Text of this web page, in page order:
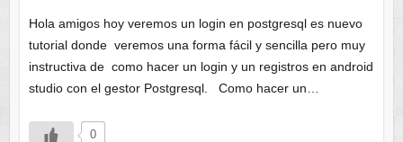
Hola amigos hoy veremos un login en postgresql es nuevo
tutorial donde veremos una forma fácil y sencilla pero muy
instructiva de como hacer un login y un registros en android
studio con el gestor Postgresql. Como hacer un…
0